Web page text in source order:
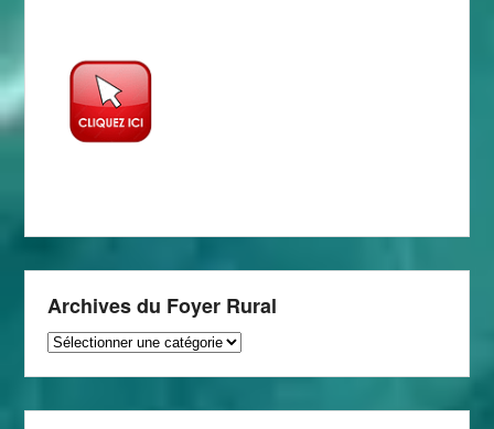
Archives du Foyer Rural
Archives
Rural